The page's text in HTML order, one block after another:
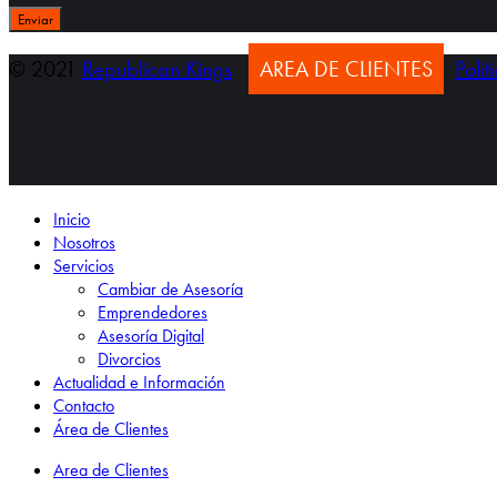
© 2021 Republican Kings AREA DE CLIENTES
Inicio
Nosotros
Servicios
Cambiar de Asesoría
Emprendedores
Asesoría Digital
Divorcios
Actualidad e Información
Contacto
Área de Clientes
Area de Clientes